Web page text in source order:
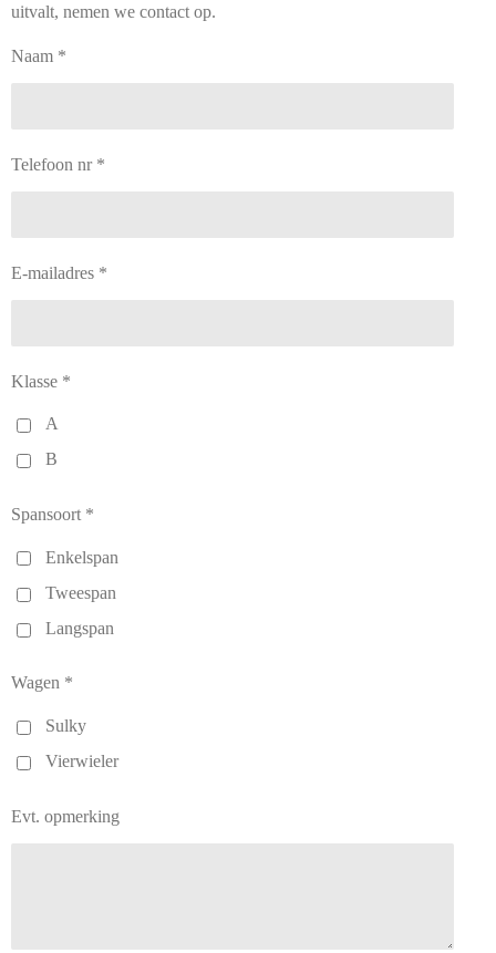
uitvalt, nemen we contact op.
Naam *
Telefoon nr *
E-mailadres *
Klasse *
A
B
Spansoort *
Enkelspan
Tweespan
Langspan
Wagen *
Sulky
Vierwieler
Evt. opmerking